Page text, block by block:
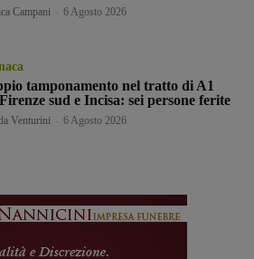
Campani 6 Agosto 2026
tamponamento nel tratto di A1
sud e Incisa: sei persone ferite
Venturini 6 Agosto 2026